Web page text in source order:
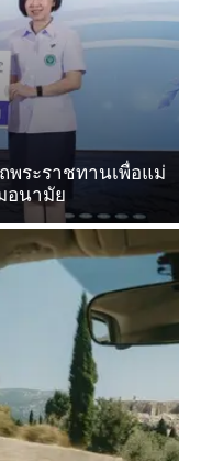
พระราชทานเพื่อแม่
อนามัย